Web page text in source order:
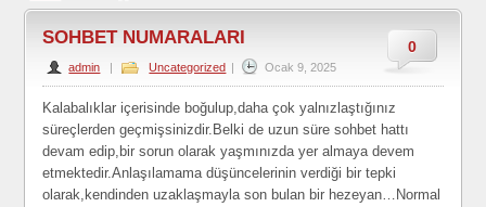
0
SOHBET NUMARALARI
admin | Uncategorized | Ocak 9, 2025
Kalabalıklar içerisinde boğulup,daha çok yalnızlaştığınız
süreçlerden geçmişsinizdir.Belki de uzun süre sohbet hattı
devam edip,bir sorun olarak yaşmınızda yer almaya devem
etmektedir.Anlaşılamama düşüncelerinin verdiği bir tepki
olarak,kendinden uzaklaşmayla son bulan bir hezeyan…Normal